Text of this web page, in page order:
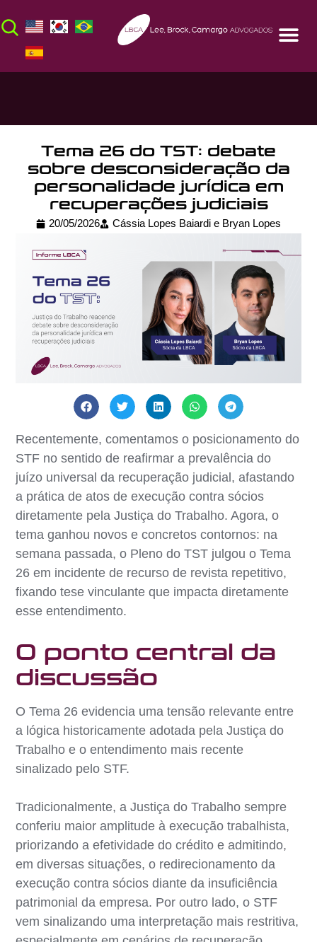
Tema 26 do TST: debate
sobre desconsideração da
personalidade jurídica em
recuperações judiciais
20/05/2026 Cássia Lopes Baiardi e Bryan Lopes
Recentemente, comentamos o posicionamento do
STF no sentido de reafirmar a prevalência do
juízo universal da recuperação judicial, afastando
a prática de atos de execução contra sócios
diretamente pela Justiça do Trabalho. Agora, o
tema ganhou novos e concretos contornos: na
semana passada, o Pleno do TST julgou o Tema
26 em incidente de recurso de revista repetitivo,
fixando tese vinculante que impacta diretamente
esse entendimento.
O ponto central da
discussão
O Tema 26 evidencia uma tensão relevante entre
a lógica historicamente adotada pela Justiça do
Trabalho e o entendimento mais recente
sinalizado pelo STF.
Tradicionalmente, a Justiça do Trabalho sempre
conferiu maior amplitude à execução trabalhista,
priorizando a efetividade do crédito e admitindo,
em diversas situações, o redirecionamento da
execução contra sócios diante da insuficiência
patrimonial da empresa. Por outro lado, o STF
vem sinalizando uma interpretação mais restritiva,